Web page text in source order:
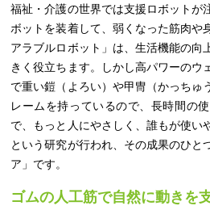
福祉・介護の世界では支援ロボットが
ボットを装着して、弱くなった筋肉や
アラブルロボット」は、生活機能の向
きく役立ちます。しかし高パワーのウ
で重い鎧（よろい）や甲冑（かっちゅ
レームを持っているので、長時間の
で、もっと人にやさしく、誰もが使い
という研究が行われ、その成果のひと
ア」です。
ゴムの人工筋で自然に動きを